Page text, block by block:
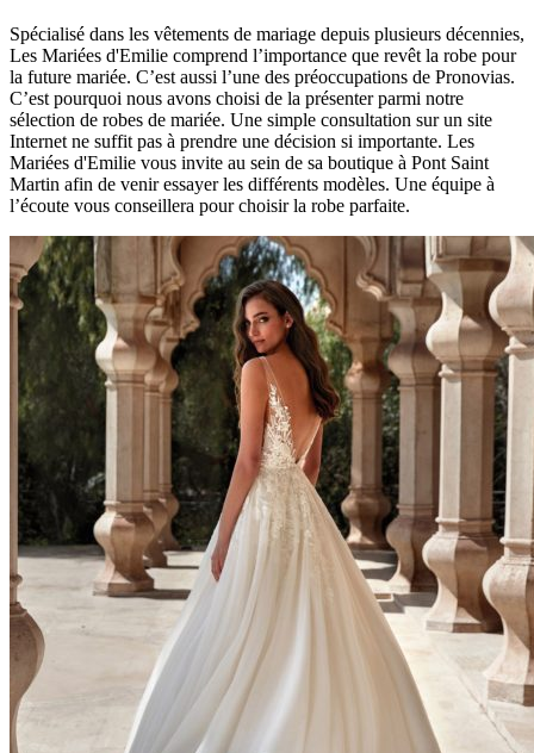
Spécialisé dans les vêtements de mariage depuis plusieurs décennies,
Les Mariées d'Emilie comprend l’importance que revêt la robe pour
la future mariée. C’est aussi l’une des préoccupations de Pronovias.
C’est pourquoi nous avons choisi de la présenter parmi notre
sélection de robes de mariée. Une simple consultation sur un site
Internet ne suffit pas à prendre une décision si importante. Les
Mariées d'Emilie vous invite au sein de sa boutique à Pont Saint
Martin afin de venir essayer les différents modèles. Une équipe à
l’écoute vous conseillera pour choisir la robe parfaite.